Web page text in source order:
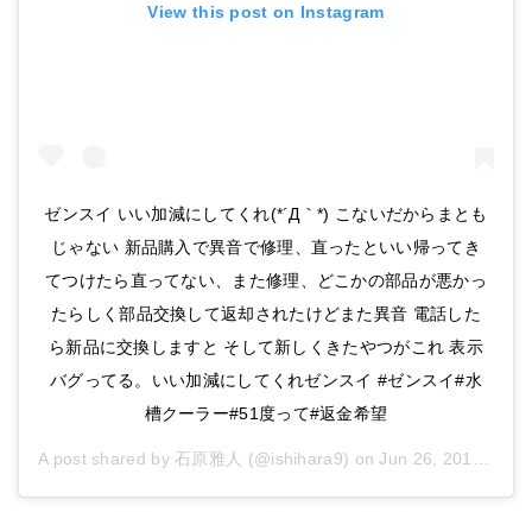
View this post on Instagram
ゼンスイ いい加減にしてくれ(*´Д｀*) こないだからまとも
じゃない 新品購入で異音で修理、直ったといい帰ってき
てつけたら直ってない、また修理、どこかの部品が悪かっ
たらしく部品交換して返却されたけどまた異音 電話した
ら新品に交換しますと そして新しくきたやつがこれ 表示
バグってる。いい加減にしてくれゼンスイ #ゼンスイ#水
槽クーラー#51度って#返金希望
A post shared by石原雅人 (@ishihara9) onJun 26, 2018 at 1:51am PDT